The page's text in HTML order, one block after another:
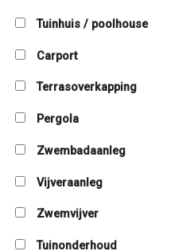
Tuinhuis / poolhouse
Carport
Terrasoverkapping
Pergola
Zwembadaanleg
Vijveraanleg
Zwemvijver
Tuinonderhoud